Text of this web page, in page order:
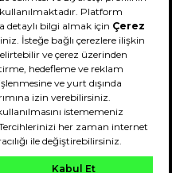
& Koşullar
hakları saklıdır.